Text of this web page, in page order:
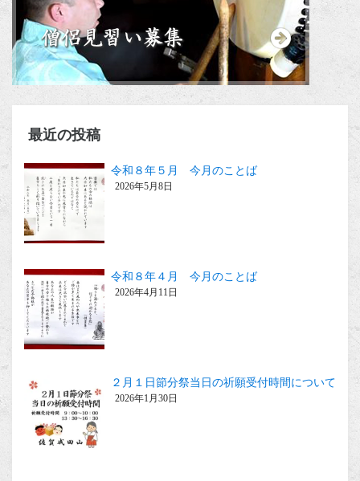
最近の投稿
令和８年５月 今月のことば
2026年5月8日
令和８年４月 今月のことば
2026年4月11日
２月１日節分祭当日の祈願受付時間について
2026年1月30日